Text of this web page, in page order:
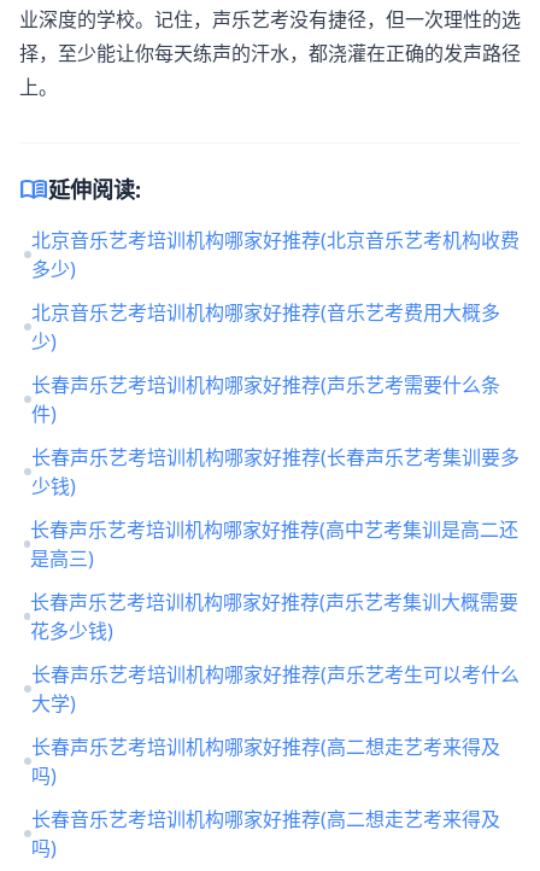
业深度的学校。记住，声乐艺考没有捷径，但一次理性的选
择，至少能让你每天练声的汗水，都浇灌在正确的发声路径
上。
menu_book延伸阅读:
北京音乐艺考培训机构哪家好推荐(北京音乐艺考机构收费
多少)
北京音乐艺考培训机构哪家好推荐(音乐艺考费用大概多
少)
长春声乐艺考培训机构哪家好推荐(声乐艺考需要什么条
件)
长春声乐艺考培训机构哪家好推荐(长春声乐艺考集训要多
少钱)
长春声乐艺考培训机构哪家好推荐(高中艺考集训是高二还
是高三)
长春声乐艺考培训机构哪家好推荐(声乐艺考集训大概需要
花多少钱)
长春声乐艺考培训机构哪家好推荐(声乐艺考生可以考什么
大学)
长春声乐艺考培训机构哪家好推荐(高二想走艺考来得及
吗)
长春音乐艺考培训机构哪家好推荐(高二想走艺考来得及
吗)